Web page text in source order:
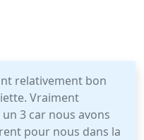
relativement bon
Vraiment
3 car nous avons
pour nous dans la